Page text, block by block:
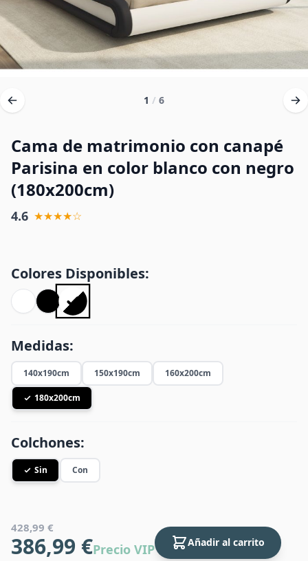
1 / 6
Cama de matrimonio con canapé
Parisina en color blanco con negro
(180x200cm)
4.6 ★★★★☆
Colores Disponibles:
Medidas:
140x190cm 150x190cm 160x200cm
180x200cm
Colchones:
Sin Con
428,99 €
386,99 €Precio VIP Añadir al carrito